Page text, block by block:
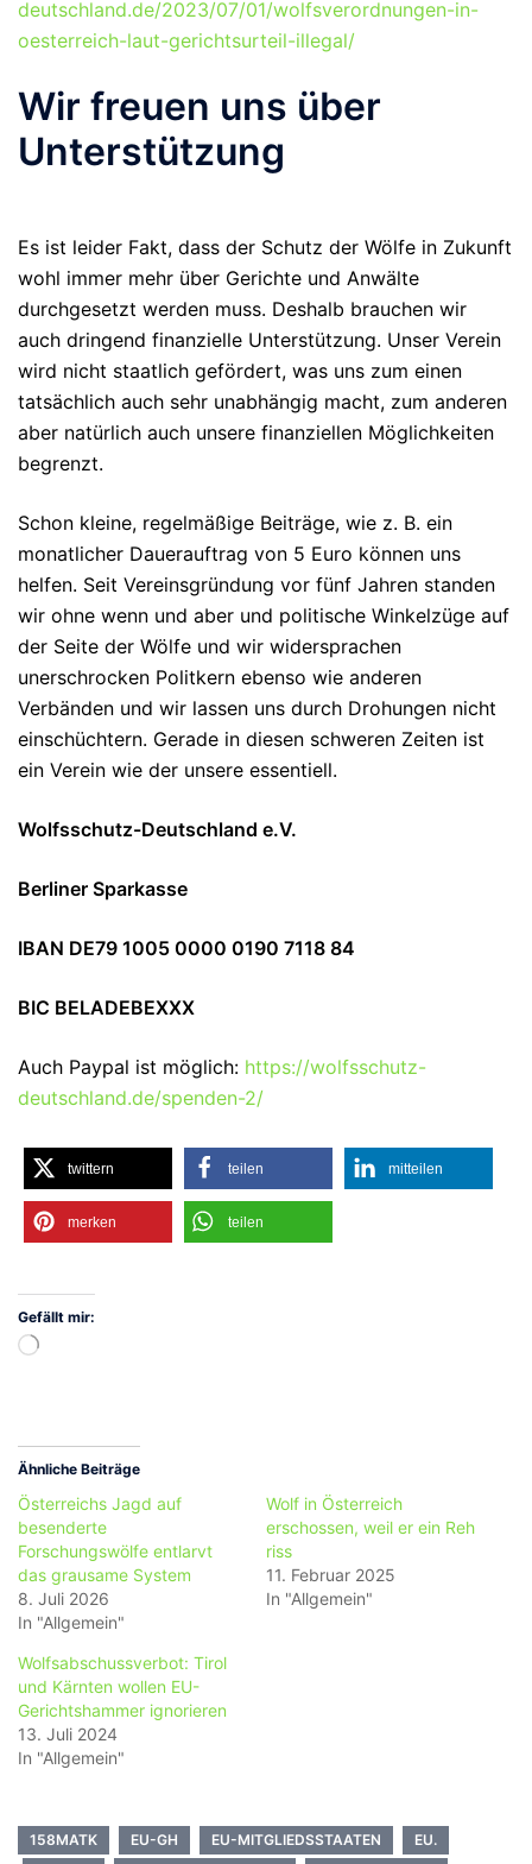
deutschland.de/2023/07/01/wolfsverordnungen-in-
oesterreich-laut-gerichtsurteil-illegal/
Wir freuen uns über
Unterstützung
Es ist leider Fakt, dass der Schutz der Wölfe in Zukunft
wohl immer mehr über Gerichte und Anwälte
durchgesetzt werden muss. Deshalb brauchen wir
auch dringend finanzielle Unterstützung. Unser Verein
wird nicht staatlich gefördert, was uns zum einen
tatsächlich auch sehr unabhängig macht, zum anderen
aber natürlich auch unsere finanziellen Möglichkeiten
begrenzt.
Schon kleine, regelmäßige Beiträge, wie z. B. ein
monatlicher Dauerauftrag von 5 Euro können uns
helfen. Seit Vereinsgründung vor fünf Jahren standen
wir ohne wenn und aber und politische Winkelzüge auf
der Seite der Wölfe und wir widersprachen
unerschrocken Politkern ebenso wie anderen
Verbänden und wir lassen uns durch Drohungen nicht
einschüchtern. Gerade in diesen schweren Zeiten ist
ein Verein wie der unsere essentiell.
Wolfsschutz-Deutschland e.V.
Berliner Sparkasse
IBAN DE79 1005 0000 0190 7118 84
BIC BELADEBEXXX
Auch Paypal ist möglich: https://wolfsschutz-
deutschland.de/spenden-2/
twittern teilen mitteilen
merken teilen
Gefällt mir:
Wird
Ähnliche Beiträge
Österreichs Jagd auf
besenderte
Forschungswölfe entlarvt
das grausame System
8. Juli 2026
In "Allgemein"
Wolf in Österreich
erschossen, weil er ein Reh
riss
11. Februar 2025
In "Allgemein"
Wolfsabschussverbot: Tirol
und Kärnten wollen EU-
Gerichtshammer ignorieren
13. Juli 2024
In "Allgemein"
158MATK EU-GH EU-MITGLIEDSSTAATEN
EU.